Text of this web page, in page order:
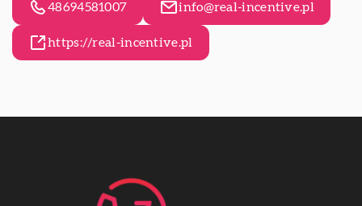
48694581007 info@real-incentive.pl
https://real-incentive.pl